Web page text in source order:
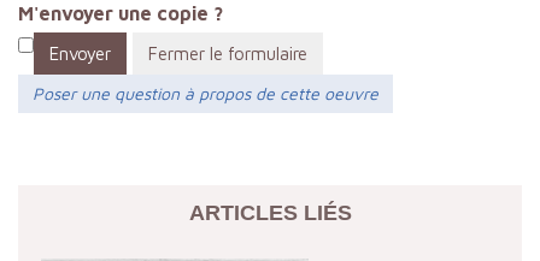
M'envoyer une copie ?
Envoyer
Fermer le formulaire
Poser une question à propos de cette oeuvre
ARTICLES LIÉS